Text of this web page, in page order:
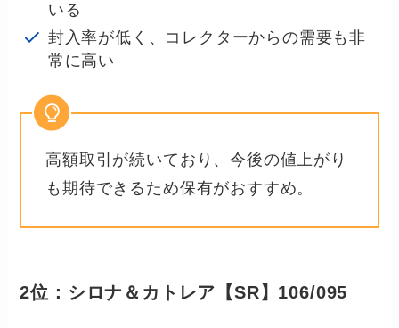
いる
封入率が低く、コレクターからの需要も非
常に高い
高額取引が続いており、今後の値上がり
も期待できるため保有がおすすめ。
2位：シロナ＆カトレア【SR】106/095